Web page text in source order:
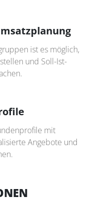
ist es möglich,
und Soll-Ist-
mit
Angebote und